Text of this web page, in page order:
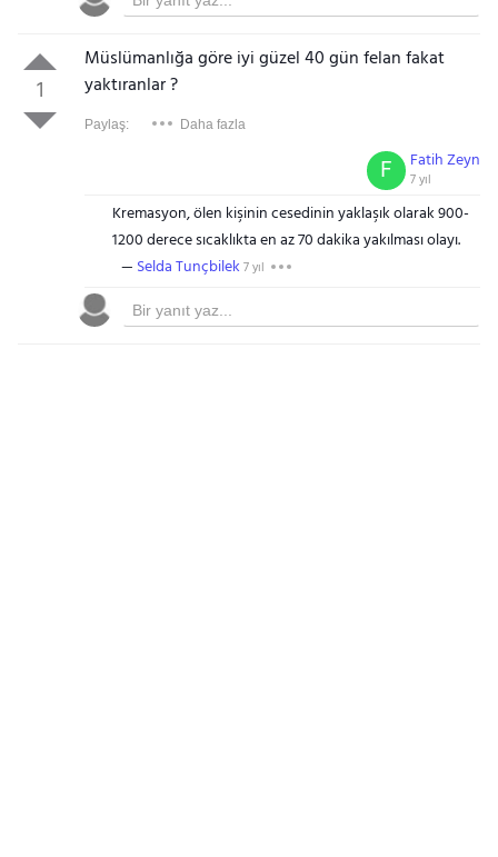
1
Müslümanlığa göre iyi güzel 40 gün felan fakat
yaktıranlar ?
Paylaş: Daha fazla
Fatih Zeyn
7 yıl
F
Kremasyon, ölen kişinin cesedinin yaklaşık olarak 900-
1200 derece sıcaklıkta en az 70 dakika yakılması olayı.
Selda Tunçbilek 7 yıl